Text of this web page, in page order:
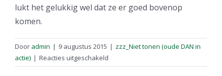
lukt het gelukkig wel dat ze er goed bovenop
komen.
Door admin | 9 augustus 2015 | zzz_Niet tonen (oude DAN in
actie) | Reacties uitgeschakeld
Egel